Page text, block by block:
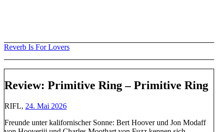
Reverb Is For Lovers
Review: Primitive Ring – Primitive Ring
RIFL, 24. Mai 2026
Freunde unter kalifornischer Sonne: Bert Hoover und Jon Modaff